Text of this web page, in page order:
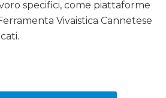
specifici, come piattaforme
Vivaistica Cannetese